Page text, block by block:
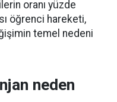
oranı yüzde
öğrenci hareketi,
temel nedeni
neden